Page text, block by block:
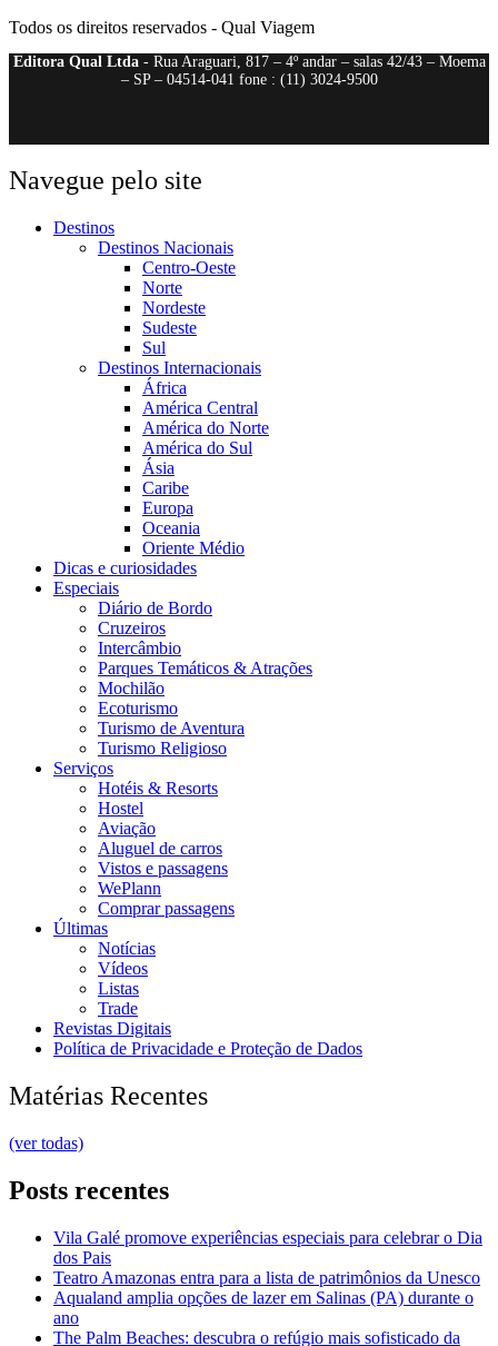
Todos os direitos reservados - Qual Viagem
Editora Qual Ltda- Rua Araguari, 817 – 4º andar – salas 42/43 – Moema
– SP – 04514-041 fone : (11) 3024-9500
Navegue pelo site
Destinos
Destinos Nacionais
Centro-Oeste
Norte
Nordeste
Sudeste
Sul
Destinos Internacionais
África
América Central
América do Norte
América do Sul
Ásia
Caribe
Europa
Oceania
Oriente Médio
Dicas e curiosidades
Especiais
Diário de Bordo
Cruzeiros
Intercâmbio
Parques Temáticos & Atrações
Mochilão
Ecoturismo
Turismo de Aventura
Turismo Religioso
Serviços
Hotéis & Resorts
Hostel
Aviação
Aluguel de carros
Vistos e passagens
WePlann
Comprar passagens
Últimas
Notícias
Vídeos
Listas
Trade
Revistas Digitais
Política de Privacidade e Proteção de Dados
Matérias Recentes
(ver todas)
Posts recentes
Vila Galé promove experiências especiais para celebrar o Dia
dos Pais
Teatro Amazonas entra para a lista de patrimônios da Unesco
Aqualand amplia opções de lazer em Salinas (PA) durante o
ano
The Palm Beaches: descubra o refúgio mais sofisticado da